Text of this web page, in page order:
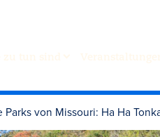
von Missouri: Ha Ha